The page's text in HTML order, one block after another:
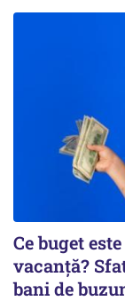
Ce buget
vacanță?
bani de